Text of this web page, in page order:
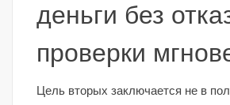
деньги без
проверки
Цель вторых заключается не в